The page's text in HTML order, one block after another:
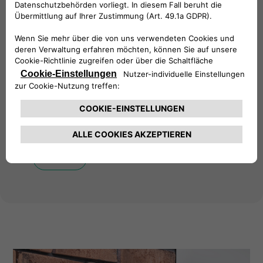
Präzise Überwachung
Unser zertifizierter Energiezähler ermöglicht
eine genaue und zuverlässige Überwachung
des Energieverbrauchs während jedes
Ladevorgangs, so dass Sie über präzise
Daten verfügen, um fundierte Entscheidungen
über Ihren Energieverbrauch zu treffen.